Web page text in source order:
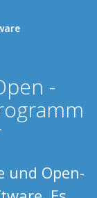
-
und Open-